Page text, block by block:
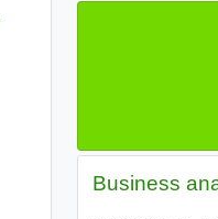
Business